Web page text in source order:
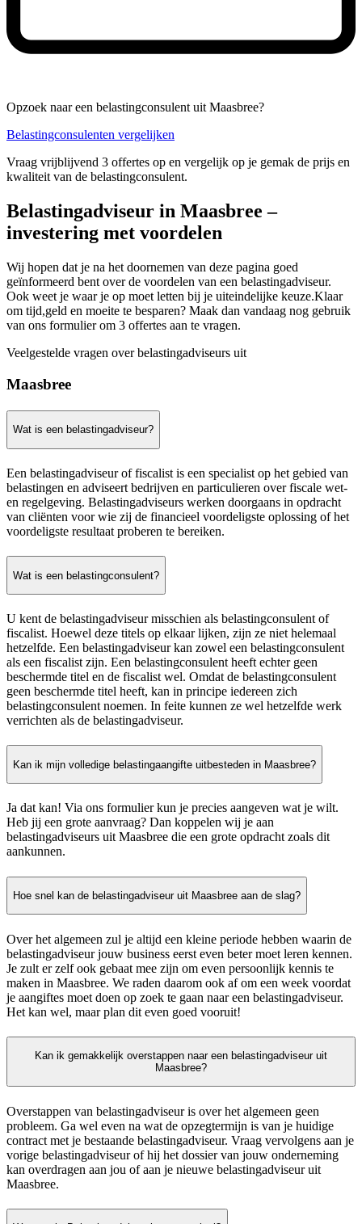
Opzoek naar een belastingconsulent uit Maasbree?
Belastingconsulenten vergelijken
Vraag vrijblijvend 3 offertes op en vergelijk op je gemak de prijs en
kwaliteit van de belastingconsulent.
Belastingadviseur in Maasbree –
investering met voordelen
Wij hopen dat je na het doornemen van deze pagina goed
geïnformeerd bent over de voordelen van een belastingadviseur.
Ook weet je waar je op moet letten bij je uiteindelijke keuze.Klaar
om tijd,geld en moeite te besparen? Maak dan vandaag nog gebruik
van ons formulier om 3 offertes aan te vragen.
Veelgestelde vragen over belastingadviseurs uit
Maasbree
Wat is een belastingadviseur?
Een belastingadviseur of fiscalist is een specialist op het gebied van
belastingen en adviseert bedrijven en particulieren over fiscale wet-
en regelgeving. Belastingadviseurs werken doorgaans in opdracht
van cliënten voor wie zij de financieel voordeligste oplossing of het
voordeligste resultaat proberen te bereiken.
Wat is een belastingconsulent?
U kent de belastingadviseur misschien als belastingconsulent of
fiscalist. Hoewel deze titels op elkaar lijken, zijn ze niet helemaal
hetzelfde. Een belastingadviseur kan zowel een belastingconsulent
als een fiscalist zijn. Een belastingconsulent heeft echter geen
beschermde titel en de fiscalist wel. Omdat de belastingconsulent
geen beschermde titel heeft, kan in principe iedereen zich
belastingconsulent noemen. In feite kunnen ze wel hetzelfde werk
verrichten als de belastingadviseur.
Kan ik mijn volledige belastingaangifte uitbesteden in Maasbree?
Ja dat kan! Via ons formulier kun je precies aangeven wat je wilt.
Heb jij een grote aanvraag? Dan koppelen wij je aan
belastingadviseurs uit Maasbree die een grote opdracht zoals dit
aankunnen.
Hoe snel kan de belastingadviseur uit Maasbree aan de slag?
Over het algemeen zul je altijd een kleine periode hebben waarin de
belastingadviseur jouw business eerst even beter moet leren kennen.
Je zult er zelf ook gebaat mee zijn om even persoonlijk kennis te
maken in Maasbree. We raden daarom ook af om een week voordat
je aangiftes moet doen op zoek te gaan naar een belastingadviseur.
Het kan wel, maar plan dit even goed vooruit!
Kan ik gemakkelijk overstappen naar een belastingadviseur uit
Maasbree?
Overstappen van belastingadviseur is over het algemeen geen
probleem. Ga wel even na wat de opzegtermijn is van je huidige
contract met je bestaande belastingadviseur. Vraag vervolgens aan je
vorige belastingadviseur of hij het dossier van jouw onderneming
kan overdragen aan jou of aan je nieuwe belastingadviseur uit
Maasbree.